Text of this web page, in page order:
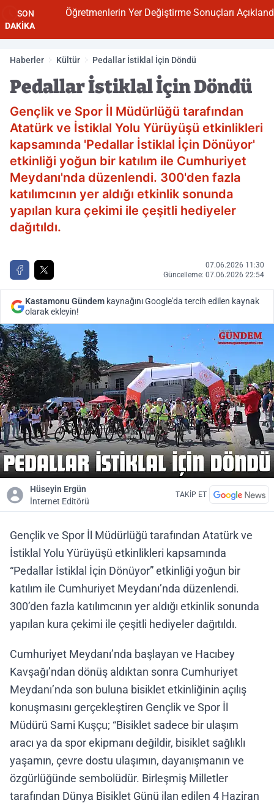
SON
DAKİKA
Öğretmenlerin Yer Değiştirme Sonuçları Açıklandı
Haberler Kültür Pedallar İstiklal İçin Döndü
Pedallar İstiklal İçin Döndü
Gençlik ve Spor İl Müdürlüğü tarafından
Atatürk ve İstiklal Yolu Yürüyüşü etkinlikleri
kapsamında 'Pedallar İstiklal İçin Dönüyor'
etkinliği yoğun bir katılım ile Cumhuriyet
Meydanı'nda düzenlendi. 300'den fazla
katılımcının yer aldığı etkinlik sonunda
yapılan kura çekimi ile çeşitli hediyeler
dağıtıldı.
07.06.2026 11:30
Güncelleme: 07.06.2026 22:54
Kastamonu Gündem kaynağını Google'da tercih edilen kaynak
olarak ekleyin!
Hüseyin Ergün
İnternet Editörü
TAKİP ET
Gençlik ve Spor İl Müdürlüğü tarafından Atatürk ve
İstiklal Yolu Yürüyüşü etkinlikleri kapsamında
“Pedallar İstiklal İçin Dönüyor” etkinliği yoğun bir
katılım ile Cumhuriyet Meydanı’nda düzenlendi.
300’den fazla katılımcının yer aldığı etkinlik sonunda
yapılan kura çekimi ile çeşitli hediyeler dağıtıldı.
Cumhuriyet Meydanı’nda başlayan ve Hacıbey
Kavşağı’ndan dönüş aldıktan sonra Cumhuriyet
Meydanı’nda son buluna bisiklet etkinliğinin açılış
konuşmasını gerçekleştiren Gençlik ve Spor İl
Müdürü Sami Kuşçu; “Bisiklet sadece bir ulaşım
aracı ya da spor ekipmanı değildir, bisiklet sağlıklı
yaşamın, çevre dostu ulaşımın, dayanışmanın ve
özgürlüğünde sembolüdür. Birleşmiş Milletler
tarafından Dünya Bisiklet Günü ilan edilen 4 Haziran